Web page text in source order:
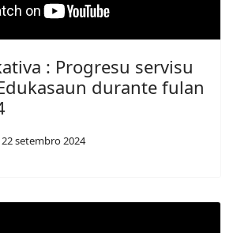
: Progresu servisu
durante fulan
22 setembro 2024